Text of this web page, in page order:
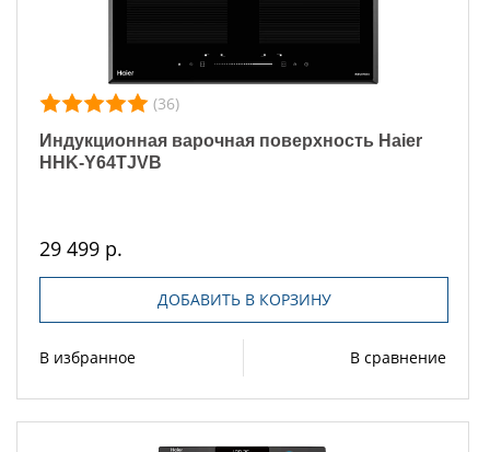
(36)
Индукционная варочная поверхность Haier
HHK-Y64TJVB
29 499 р.
ДОБАВИТЬ В КОРЗИНУ
В избранное В сравнение